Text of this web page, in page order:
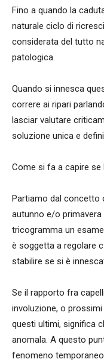
Fino a quando la
naturale ciclo di
considerata del tutto
patologica.
Quando si innesca
correre ai ripari
lasciar valutare
soluzione unica e
Come si fa a capire
Partiamo dal concetto
autunno e/o primavera
tricogramma un
è soggetta a regolare
stabilire se si è
Se il rapporto fra
involuzione, o
questi ultimi, significa
anomala. A questo
fenomeno